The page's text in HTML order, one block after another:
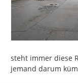
steht immer diese
jemand darum